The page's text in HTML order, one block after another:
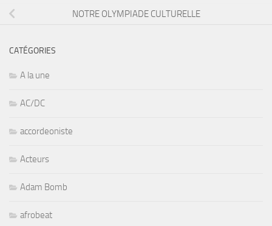
NOTRE OLYMPIADE CULTURELLE
CATÉGORIES
A la une
AC/DC
accordeoniste
Acteurs
Adam Bomb
afrobeat